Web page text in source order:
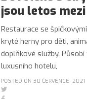
jsou letos
Restaurace se
kryté herny pro děti,
doplňkové služby.
luxusního hotelu,
POSTED ON 30 ČERVENCE, 2021